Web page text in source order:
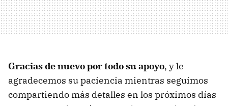
Gracias de nuevo por todo su apoyo, y le
agradecemos su paciencia mientras seguimos
compartiendo más detalles en los próximos días